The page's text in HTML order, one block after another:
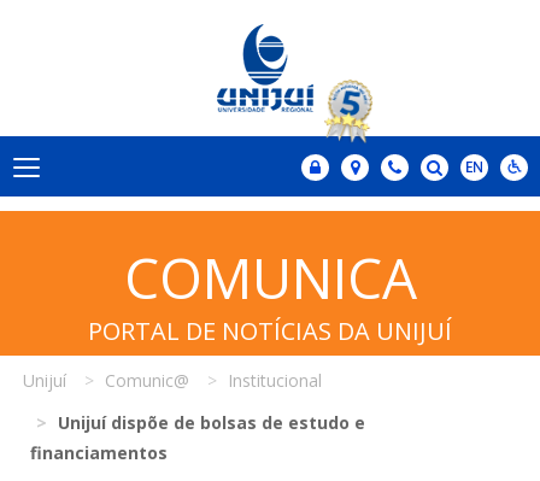
COMUNICA
PORTAL DE NOTÍCIAS DA UNIJUÍ
Unijuí Comunic@
Institucional
Unijuí dispõe de bolsas de estudo e
financiamentos